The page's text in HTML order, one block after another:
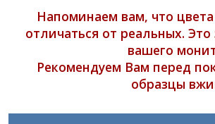
Напоминаем вам, что
отличаться от реальных.
вашего
Рекомендуем Вам перед
образцы